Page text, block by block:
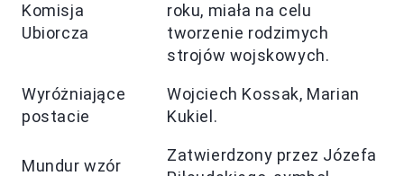
Komisja
Ubiorcza
roku, miała na celu
tworzenie rodzimych
strojów wojskowych.
Wyróżniające
postacie
Wojciech Kossak, Marian
Kukiel.
Mundur wzór
Zatwierdzony przez Józefa